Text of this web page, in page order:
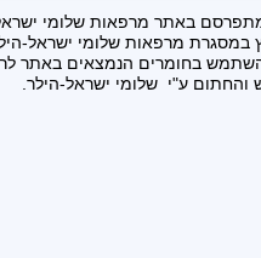
באתר מרפאות שלומי
במסגרת מרפאות שלומי ישראל-הילר
בחומרים הנמצאים באתר
והחתום ע"י שלומי ישראל-הילר.